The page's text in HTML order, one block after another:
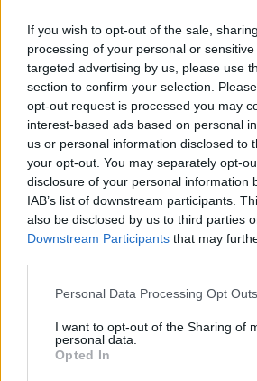
If you wish to opt-out of the sale,
processing of your personal or
targeted advertising by us, please use
section to confirm your selection.
opt-out request is processed you may
interest-based ads based on personal
us or personal information disclosed to
your opt-out. You may separately opt-
disclosure of your personal information
IAB’s list of downstream participants.
also be disclosed by us to third parties
Downstream Participants that may
Personal Data Processing Opt Outs
I want to opt-out of the Sharing of
personal data.
Opted In
občino
2. avgust 2026
V ponedeljek bo v
prekinjena
pitne vode
25. julij 2026
posameznik kazensko odgovoren za
sovraštva, nasilja ali nestrpnosti.
rasističnimi, diskriminatornimi ali
bodo odstranjeni.